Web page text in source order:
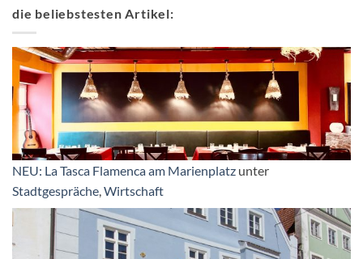
die beliebstesten Artikel:
NEU: La Tasca Flamenca am Marienplatz unter
Stadtgespräche Wirtschaft